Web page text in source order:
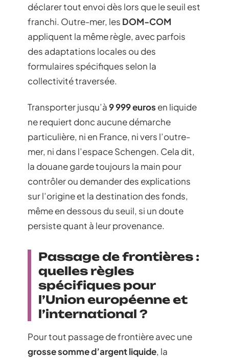
déclarer tout envoi dès lors que le seuil est
franchi. Outre-mer, les DOM-COM
appliquent la même règle, avec parfois
des adaptations locales ou des
formulaires spécifiques selon la
collectivité traversée.
Transporter jusqu’à9 999 euros en liquide
ne requiert donc aucune démarche
particulière, ni en France, ni vers l’outre-
mer, ni dans l’espace Schengen. Cela dit,
la douane garde toujours la main pour
contrôler ou demander des explications
sur l’origine et la destination des fonds,
même en dessous du seuil, si un doute
persiste quant à leur provenance.
Passage de frontières :
quelles règles
spécifiques pour
l’Union européenne et
l’international ?
Pour tout passage de frontière avec une
grosse somme d’argent liquide, la